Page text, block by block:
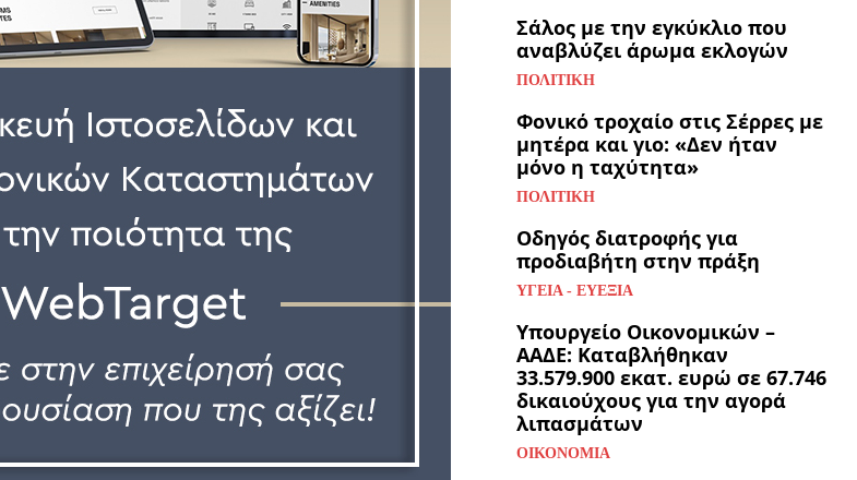
Σάλος με την εγκύκλιο που
αναβλύζει άρωμα εκλογών
ΠΟΛΙΤΙΚΉ
Φονικό τροχαίο στις Σέρρες με
μητέρα και γιο: «Δεν ήταν
μόνο η ταχύτητα»
ΠΟΛΙΤΙΚΉ
Οδηγός διατροφής για
προδιαβήτη στην πράξη
ΥΓΕΊΑ - ΕΥΕΞΊΑ
Υπουργείο Οικονομικών –
ΑΑΔΕ: Καταβλήθηκαν
33.579.900 εκατ. ευρώ σε 67.746
δικαιούχους για την αγορά
λιπασμάτων
ΟΙΚΟΝΟΜΊΑ